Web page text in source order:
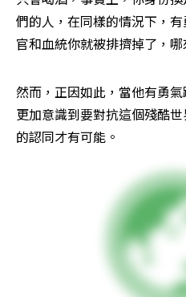
們的人，在同樣的情況下，
官和血統你就被排擠掉了，哪
然而，正因如此，當他有勇
更加意識到要對抗這個殘酷
的認同才有可能。